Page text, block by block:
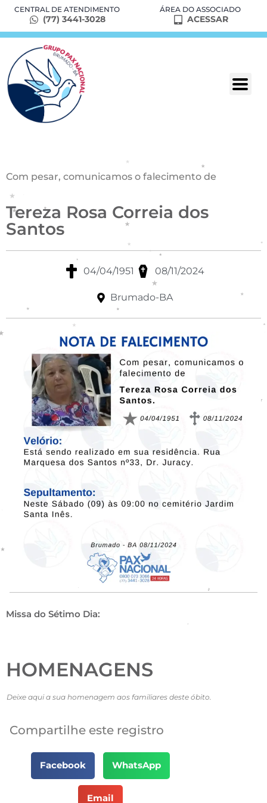
CENTRAL DE ATENDIMENTO
(77) 3441-3028
ÁREA DO ASSOCIADO
ACESSAR
Com pesar, comunicamos o falecimento de
Tereza Rosa Correia dos
Santos
04/04/1951 08/11/2024
Brumado-BA
Missa do Sétimo Dia:
HOMENAGENS
Deixe aqui a sua homenagem aos familiares deste óbito.
Compartilhe este registro
Facebook WhatsApp
Email